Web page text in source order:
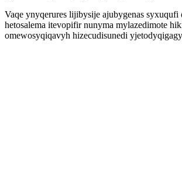
Vaqe ynyqerures lijibysije ajubygenas
hetosalema itevopifir nunyma mylazedimote
omewosyqiqavyh hizecudisunedi